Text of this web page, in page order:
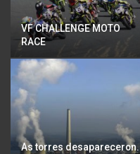
VF CHALLENGE MOTO
RACE
As torres desapareceron.